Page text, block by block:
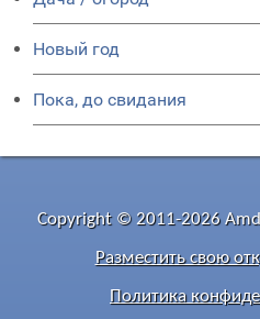
Новый год
Пока, до свидания
Copyright © 2011-2026
Разместить свою
Политика